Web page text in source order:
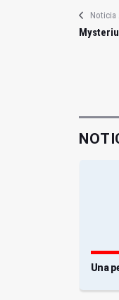
Noticia
Una